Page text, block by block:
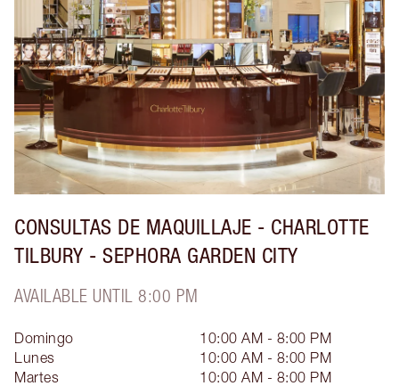
CONSULTAS DE MAQUILLAJE - CHARLOTTE
TILBURY - SEPHORA GARDEN CITY
AVAILABLE UNTIL 8:00 PM
Domingo
10:00 AM - 8:00 PM
Lunes
10:00 AM - 8:00 PM
Martes
10:00 AM - 8:00 PM